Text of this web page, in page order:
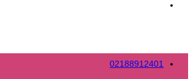
02188912401